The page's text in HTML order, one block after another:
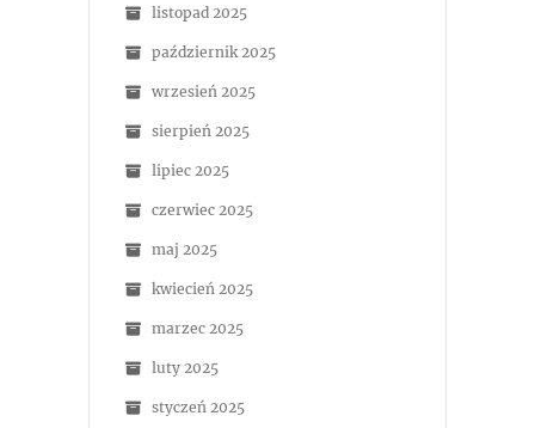
listopad 2025
październik 2025
wrzesień 2025
sierpień 2025
lipiec 2025
czerwiec 2025
maj 2025
kwiecień 2025
marzec 2025
luty 2025
styczeń 2025